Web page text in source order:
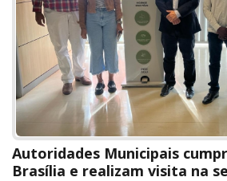
Autoridades Municipais
Brasília e realizam visita na